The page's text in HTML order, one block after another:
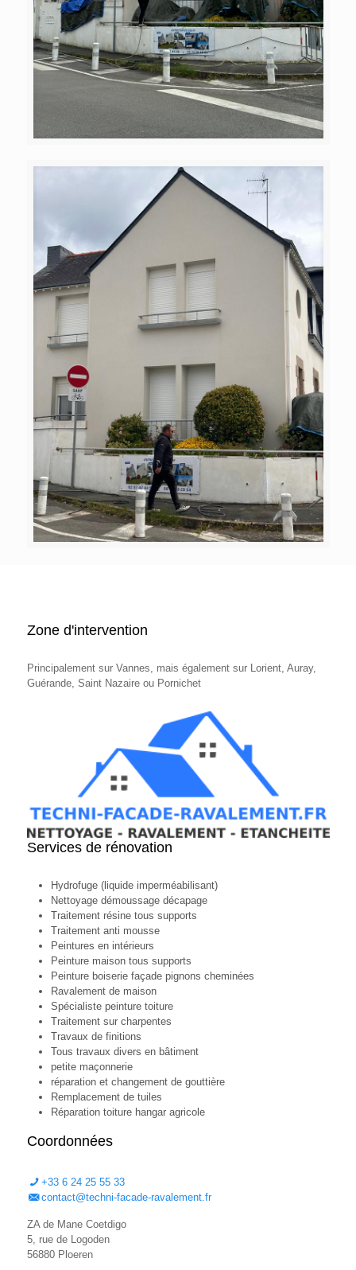
Zone d'intervention
Principalement sur Vannes, mais également sur Lorient, Auray,
Guérande, Saint Nazaire ou Pornichet
Services de rénovation
Hydrofuge (liquide imperméabilisant)
Nettoyage démoussage décapage
Traitement résine tous supports
Traitement anti mousse
Peintures en intérieurs
Peinture maison tous supports
Peinture boiserie façade pignons cheminées
Ravalement de maison
Spécialiste peinture toiture
Traitement sur charpentes
Travaux de finitions
Tous travaux divers en bâtiment
petite maçonnerie
réparation et changement de gouttière
Remplacement de tuiles
Réparation toiture hangar agricole
Coordonnées
+33 6 24 25 55 33
ZA de Mane Coetdigo
5, rue de Logoden
56880 Ploeren